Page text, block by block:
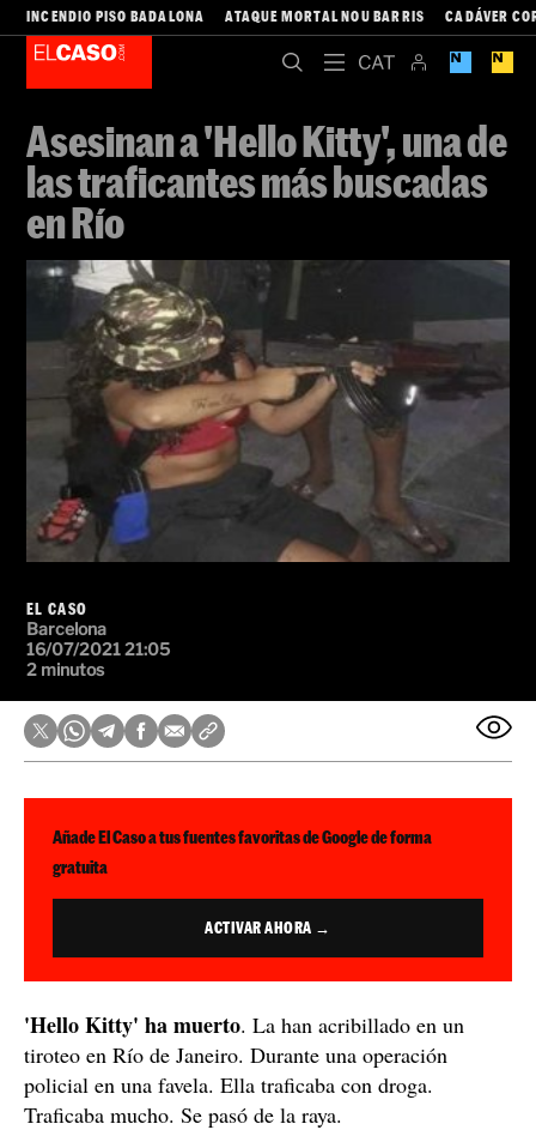
INCENDIO PISO BADALONA ATAQUE MORTAL NOU BARRIS CADÁVER
Asesinan a 'Hello Kitty', una de
las traficantes más buscadas
en Río
EL CASO
Barcelona
16/07/2021 21:05
2 minutos
Añade El Caso a tus fuentes favoritas de Google de forma
gratuita
ACTIVAR AHORA →
'Hello Kitty' ha muerto. La han acribillado en un
tiroteo en Río de Janeiro. Durante una operación
policial en una favela. Ella traficaba con droga.
Traficaba mucho. Se pasó de la raya.